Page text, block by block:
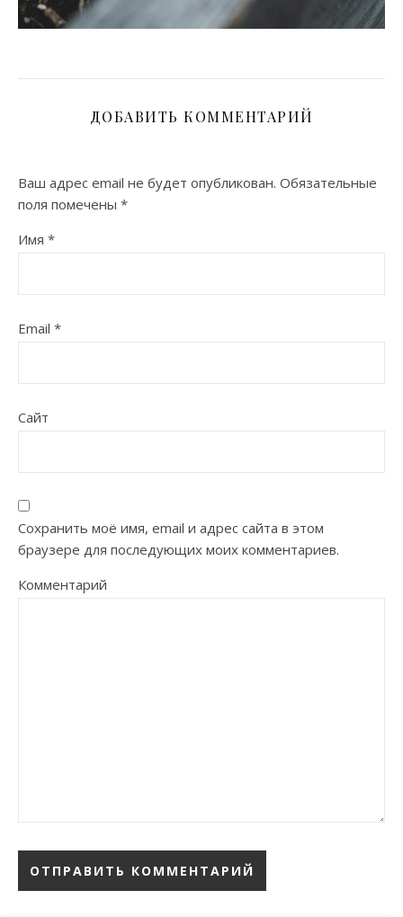
ДОБАВИТЬ КОММЕНТАРИЙ
Ваш адрес email не будет опубликован. Обязательные
поля помечены *
Имя *
Email *
Сайт
Сохранить моё имя, email и адрес сайта в этом
браузере для последующих моих комментариев.
Комментарий